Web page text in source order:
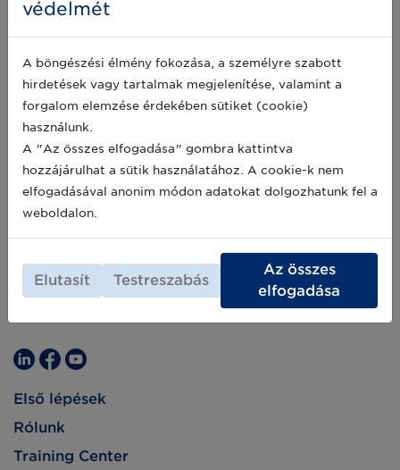
Első lépések
Rólunk
Training Center
védelmét
A böngészési élmény fokozása, a személyre szabott
hirdetések vagy tartalmak megjelenítése, valamint a
forgalom elemzése érdekében sütiket (cookie)
használunk.
A "Az összes elfogadása" gombra kattintva
hozzájárulhat a sütik használatához. A cookie-k nem
elfogadásával anonim módon adatokat dolgozhatunk fel a
weboldalon.
Elutasít Testreszabás
Az összes
elfogadása